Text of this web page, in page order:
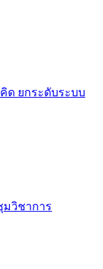
ด ยกระดับระบบ
มวิชาการ